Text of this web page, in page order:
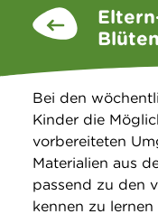
News
Über uns
Suche
Bei den
Kinder die
vorbereiteten
Materialien aus
passend zu den
kennen zu